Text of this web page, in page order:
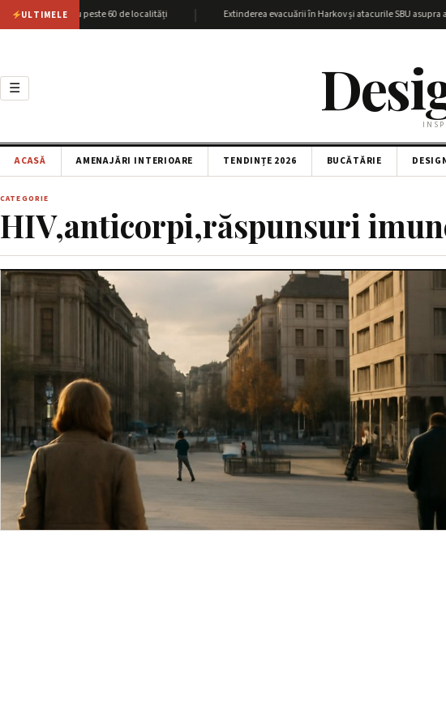
ULTIMELE
Harkov cu peste 60 de localități Extinderea evacuării în Harkov și atacurile SBU asupra
☰
ACASĂ AMENAJĂRI INTERIOARE TENDINȚE 2026 BUCĂTĂRIE
CATEGORIE
HIV,anticorpi,răspunsuri